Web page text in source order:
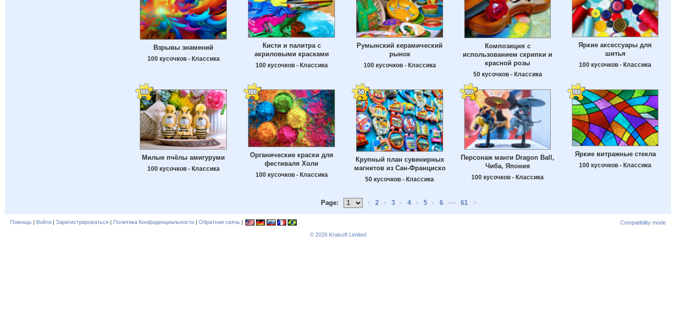
Взрывы знамений
100 кусочков - Классика
Кисти и палитра с
акриловыми красками
100 кусочков - Классика
Румынский керамический
рынок
100 кусочков - Классика
Композиция с
использованием скрипки и
красной розы
50 кусочков - Классика
Яркие аксессуары для
шитья
100 кусочков - Классика
Милые пчёлы амигуруми
100 кусочков - Классика
Органические краски для
фестиваля Холи
100 кусочков - Классика
Крупный план сувенирных
магнитов из Сан-Франциско
50 кусочков - Классика
Персонаж манги Dragon Ball,
Чиба, Япония
100 кусочков - Классика
Яркие витражные стекла
100 кусочков - Классика
Page: • 2 • 3 • 4 • 5 • 6 ••• 61 >
Помощь | Войти | Зарегистрироваться | Политика Конфиденциальности | Обратная связь |
Compatibility mode
© 2026 Kraisoft Limited